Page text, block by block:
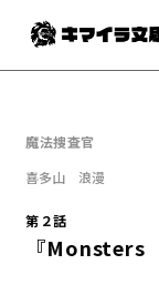
魔法捜査官
喜多山 浪漫
第２話
『Monsters